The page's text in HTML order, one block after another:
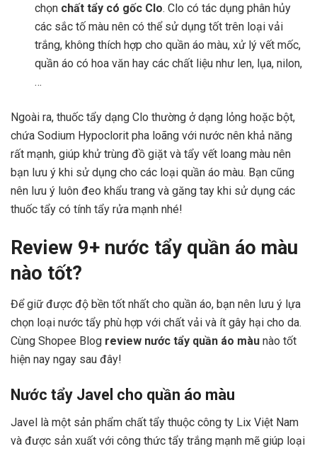
chọn chất tẩy có gốc Clo. Clo có tác dụng phân hủy
các sắc tố màu nên có thể sử dụng tốt trên loại vải
trắng, không thích hợp cho quần áo màu, xử lý vết mốc,
quần áo có hoa văn hay các chất liệu như len, lụa, nilon,
…
Ngoài ra, thuốc tẩy dạng Clo thường ở dạng lỏng hoặc bột,
chứa Sodium Hypoclorit pha loãng với nước nên khả năng
rất mạnh, giúp khử trùng đồ giặt và tẩy vết loang màu nên
bạn lưu ý khi sử dụng cho các loại quần áo màu. Bạn cũng
nên lưu ý luôn đeo khẩu trang và găng tay khi sử dụng các
thuốc tẩy có tính tẩy rửa mạnh nhé!
Review 9+ nước tẩy quần áo màu
nào tốt?
Để giữ được độ bền tốt nhất cho quần áo, bạn nên lưu ý lựa
chọn loại nước tẩy phù hợp với chất vải và ít gây hại cho da.
Cùng Shopee Blog review nước tẩy quần áo màu nào tốt
hiện nay ngay sau đây!
Nước tẩy Javel cho quần áo màu
Javel là một sản phẩm chất tẩy thuộc công ty Lix Việt Nam
và được sản xuất với công thức tẩy trắng mạnh mẽ giúp loại